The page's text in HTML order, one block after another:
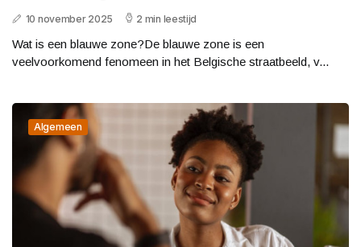
10 november 2025 2 min leestijd
Wat is een blauwe zone?De blauwe zone is een
veelvoorkomend fenomeen in het Belgische straatbeeld, v...
Algemeen